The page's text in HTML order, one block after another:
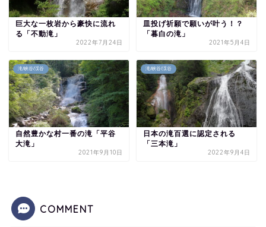
巨大な一枚岩から豪快に流れ
る「不動滝」
2022年7月24日
皿投げ祈願で願いが叶う！？
「暮白の滝」
2021年5月4日
滝/峡谷/渓谷
自然豊かな村一番の滝「平谷
大滝」
2021年9月10日
滝/峡谷/渓谷
日本の滝百選に認定される
「三本滝」
2022年9月4日
COMMENT